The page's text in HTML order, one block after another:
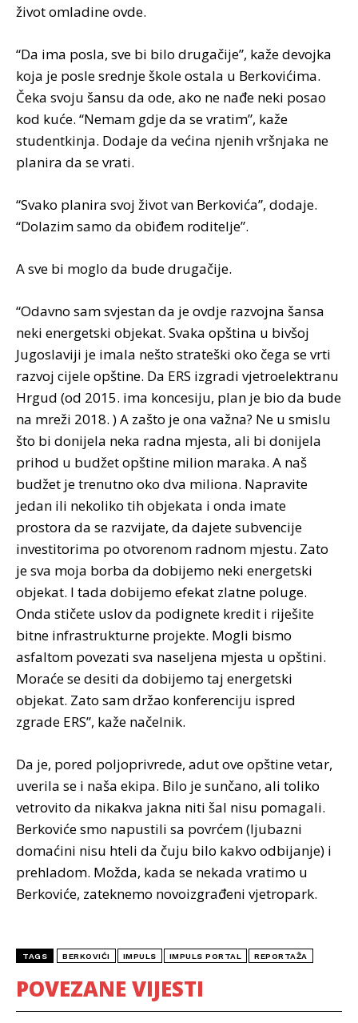
život omladine ovde.
“Da ima posla, sve bi bilo drugačije”, kaže devojka
koja je posle srednje škole ostala u Berkovićima.
Čeka svoju šansu da ode, ako ne nađe neki posao
kod kuće. “Nemam gdje da se vratim”, kaže
studentkinja. Dodaje da većina njenih vršnjaka ne
planira da se vrati.
“Svako planira svoj život van Berkovića”, dodaje.
“Dolazim samo da obiđem roditelje”.
A sve bi moglo da bude drugačije.
“Odavno sam svjestan da je ovdje razvojna šansa
neki energetski objekat. Svaka opština u bivšoj
Jugoslaviji je imala nešto strateški oko čega se vrti
razvoj cijele opštine. Da ERS izgradi vjetroelektranu
Hrgud (od 2015. ima koncesiju, plan je bio da bude
na mreži 2018. ) A zašto je ona važna? Ne u smislu
što bi donijela neka radna mjesta, ali bi donijela
prihod u budžet opštine milion maraka. A naš
budžet je trenutno oko dva miliona. Napravite
jedan ili nekoliko tih objekata i onda imate
prostora da se razvijate, da dajete subvencije
investitorima po otvorenom radnom mjestu. Zato
je sva moja borba da dobijemo neki energetski
objekat. I tada dobijemo efekat zlatne poluge.
Onda stičete uslov da podignete kredit i riješite
bitne infrastrukturne projekte. Mogli bismo
asfaltom povezati sva naseljena mjesta u opštini.
Moraće se desiti da dobijemo taj energetski
objekat. Zato sam držao konferenciju ispred
zgrade ERS”, kaže načelnik.
Da je, pored poljoprivrede, adut ove opštine vetar,
uverila se i naša ekipa. Bilo je sunčano, ali toliko
vetrovito da nikakva jakna niti šal nisu pomagali.
Berkoviće smo napustili sa povrćem (ljubazni
domaćini nisu hteli da čuju bilo kakvo odbijanje) i
prehladom. Možda, kada se nekada vratimo u
Berkoviće, zateknemo novoizgrađeni vjetropark.
TAGS BERKOVIĆI IMPULS IMPULS PORTAL REPORTAŽA
POVEZANE VIJESTI